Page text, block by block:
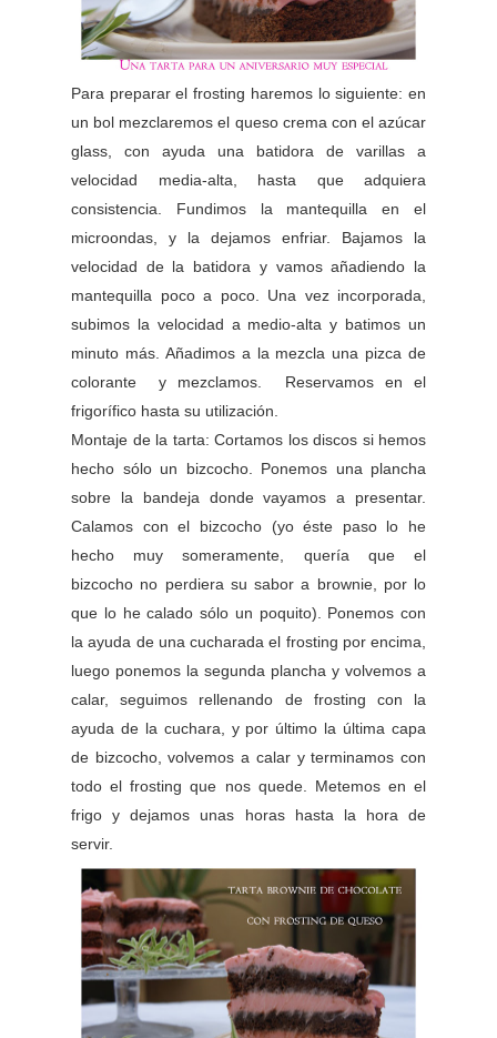
Para preparar el frosting haremos lo siguiente: en
un bol mezclaremos el queso crema con el azúcar
glass, con ayuda una batidora de varillas a
velocidad media-alta, hasta que adquiera
consistencia. Fundimos la mantequilla en el
microondas, y la dejamos enfriar. Bajamos la
velocidad de la batidora y vamos añadiendo la
mantequilla poco a poco. Una vez incorporada,
subimos la velocidad a medio-alta y batimos un
minuto más. Añadimos a la mezcla una pizca de
colorante y mezclamos. Reservamos en el
frigorífico hasta su utilización.
Montaje de la tarta: Cortamos los discos si hemos
hecho sólo un bizcocho. Ponemos una plancha
sobre la bandeja donde vayamos a presentar.
Calamos con el bizcocho (yo éste paso lo he
hecho muy someramente, quería que el
bizcocho no perdiera su sabor a brownie, por lo
que lo he calado sólo un poquito). Ponemos con
la ayuda de una cucharada el frosting por encima,
luego ponemos la segunda plancha y volvemos a
calar, seguimos rellenando de frosting con la
ayuda de la cuchara, y por último la última capa
de bizcocho, volvemos a calar y terminamos con
todo el frosting que nos quede. Metemos en el
frigo y dejamos unas horas hasta la hora de
servir.